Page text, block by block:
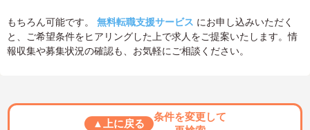
もちろん可能です。 無料転職支援サービス にお申し込みいただく
と、ご希望条件をヒアリングした上で求人をご提案いたします。情
報収集や募集状況の確認も、お気軽にご相談ください。
▲上に戻る
条件を変更して